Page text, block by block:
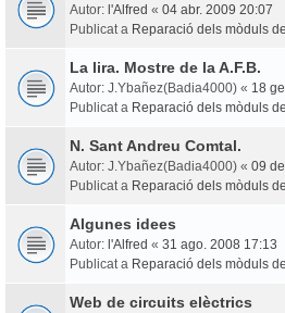
Autor: l'Alfred « 04 abr. 2009 20:07
Publicat a Reparació dels mòduls
La lira. Mostre de la A.F.B.
Autor: J.Ybañez(Badia4000) « 18
Publicat a Reparació dels mòduls
N. Sant Andreu Comtal.
Autor: J.Ybañez(Badia4000) « 09
Publicat a Reparació dels mòduls
Algunes idees
Autor: l'Alfred « 31 ago. 2008 17:13
Publicat a Reparació dels mòduls
Web de circuits elèctrics